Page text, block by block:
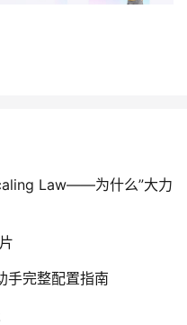
Law——为什么”大力
手完整配置指南